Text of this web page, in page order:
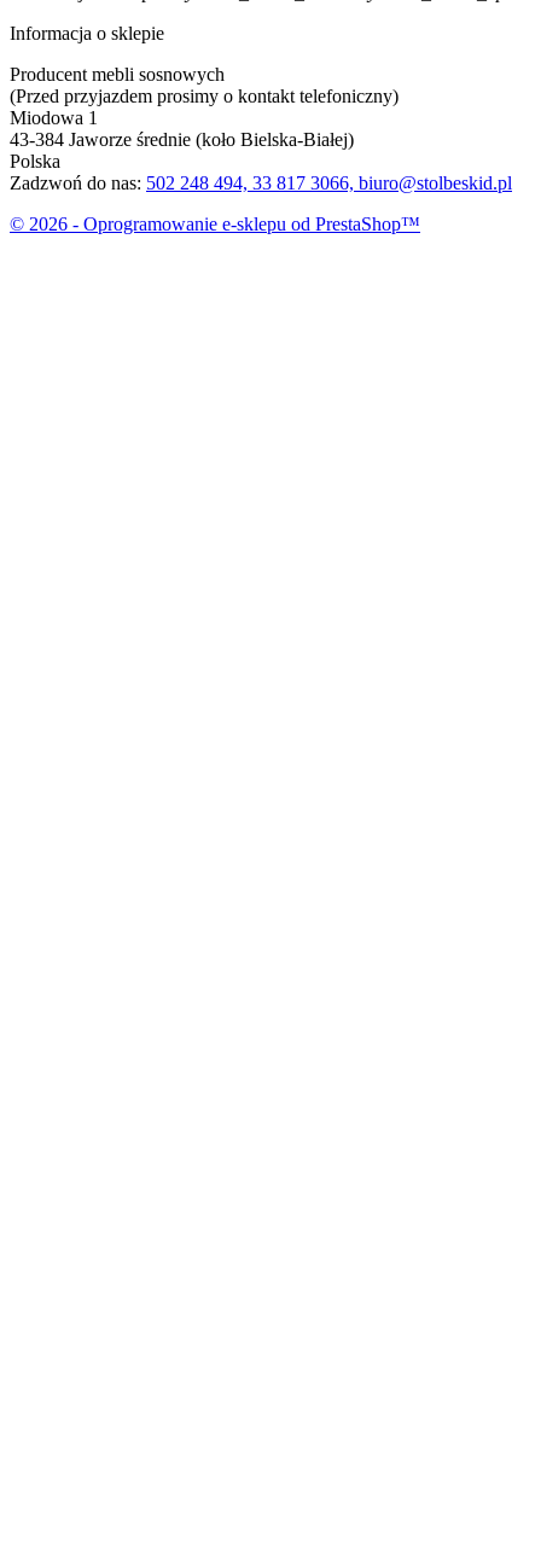
Informacja o sklepie
Producent mebli sosnowych
(Przed przyjazdem prosimy o kontakt telefoniczny)
Miodowa 1
43-384 Jaworze średnie (koło Bielska-Białej)
Polska
Zadzwoń do nas: 502 248 494, 33 817 3066, biuro@stolbeskid.pl
© 2026 - Oprogramowanie e-sklepu od PrestaShop™